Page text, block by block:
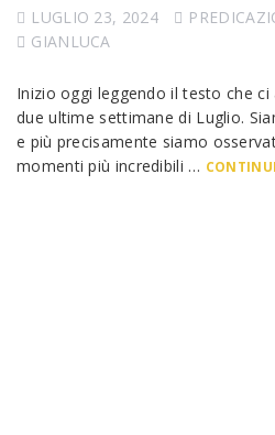
LUGLIO 23, 2024
GIANLUCA
Inizio oggi leggendo il testo che
due ultime settimane di Luglio.
e più precisamente siamo
momenti più incredibili …